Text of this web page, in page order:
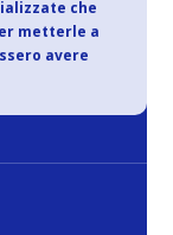
che
metterle a
avere